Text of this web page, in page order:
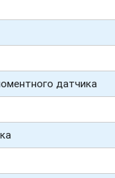
датчика